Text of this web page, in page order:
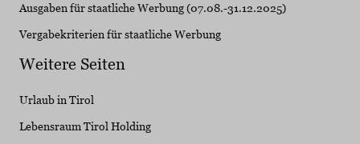
Ausgaben für staatliche Werbung (07.08.-31.12.2025)
Vergabekriterien für staatliche Werbung
Weitere Seiten
Urlaub in Tirol
Lebensraum Tirol Holding